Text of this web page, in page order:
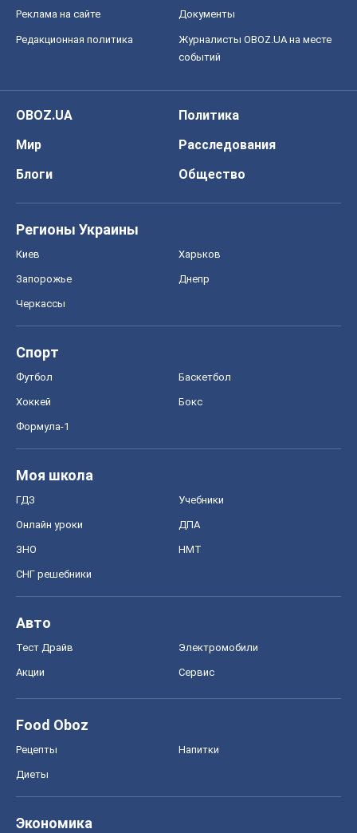
Реклама на сайте Документы
Редакционная политика
Журналисты OBOZ.UA на месте
событий
OBOZ.UA
Политика
Мир
Расследования
Блоги
Общество
Регионы Украины
Киев Харьков
Запорожье Днепр
Черкассы
Спорт
Футбол Баскетбол
Хоккей Бокс
Формула-1
Моя школа
ГДЗ Учебники
Онлайн уроки ДПА
ЗНО НМТ
СНГ решебники
Авто
Тест Драйв Электромобили
Акции Сервис
Food Oboz
Рецепты Напитки
Диеты
Экономика